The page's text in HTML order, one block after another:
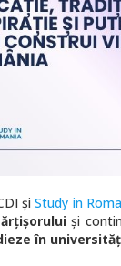
șiStudy in
și
în